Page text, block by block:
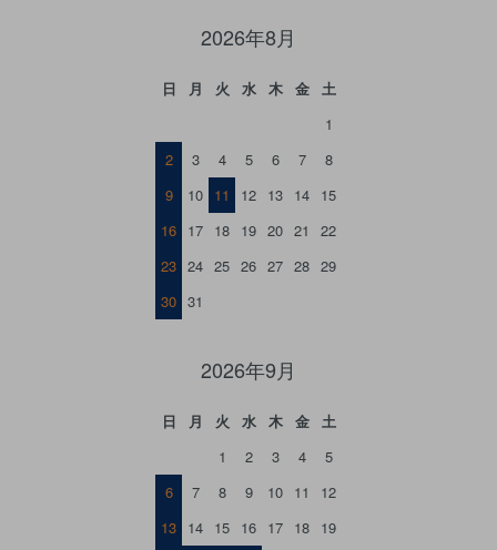
2026年8月
日 月 火 水 木 金
土
1
2
3 4 5 6 7
8
9
10 11 12 13 14 15
16 17 18 19 20 21
22
23 24 25 26 27 28 29
30 31
2026年9月
日 月 火 水 木 金
土
1
2 3 4
5
6
7 8 9 10 11
12
13 14 15 16 17 18 19